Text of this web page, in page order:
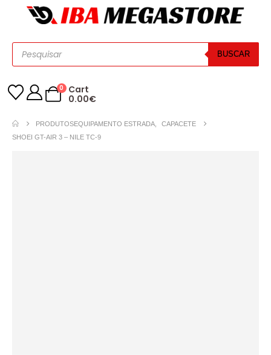
BUSCAR
0
Cart
0.00€
PRODUTOSEQUIPAMENTO ESTRADA
CAPACETE
SHOEI GT-AIR 3 – NILE TC-9